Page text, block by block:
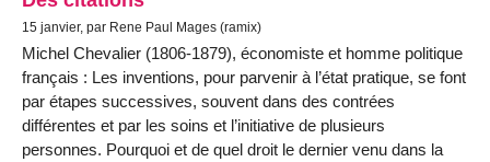
15 janvier, par Rene Paul Mages (ramix)
Michel Chevalier (1806-1879), économiste et homme politique
français : Les inventions, pour parvenir à l’état pratique, se font
par étapes successives, souvent dans des contrées
différentes et par les soins et l’initiative de plusieurs
personnes. Pourquoi et de quel droit le dernier venu dans la